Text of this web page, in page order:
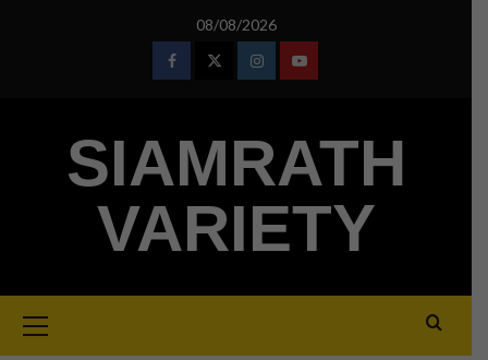
08/08/2026
FacebookTwitterInstagramYoutube
SIAMRATH
VARIETY
Menu